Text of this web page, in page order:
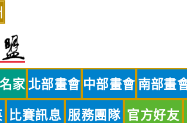
家 北部畫會 中部畫會 南部畫
比賽訊息 服務團隊 官方好友